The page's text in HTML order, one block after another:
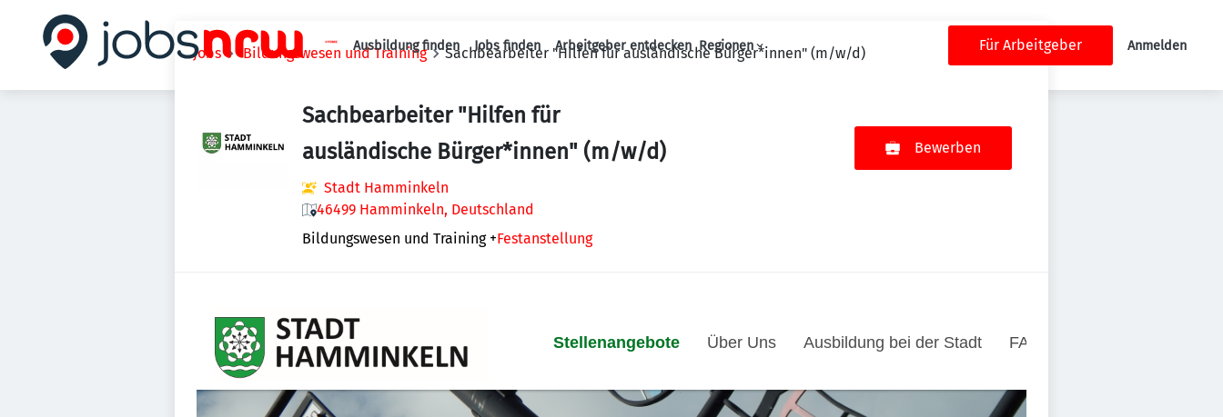
Haupt-Navigation
Ausbildung finden Jobs finden Arbeitgeber entdecken Regionen Für Arbeitgeber Anmelden
Jobs Bildungswesen und Training Sachbearbeiter "Hilfen für ausländische Bürger*innen" (m/w/d)
Sachbearbeiter "Hilfen für
ausländische Bürger*innen" (m/w/d)
Stadt Hamminkeln
46499 Hamminkeln, Deutschland
Bildungswesen und Training +Festanstellung
Bewerben